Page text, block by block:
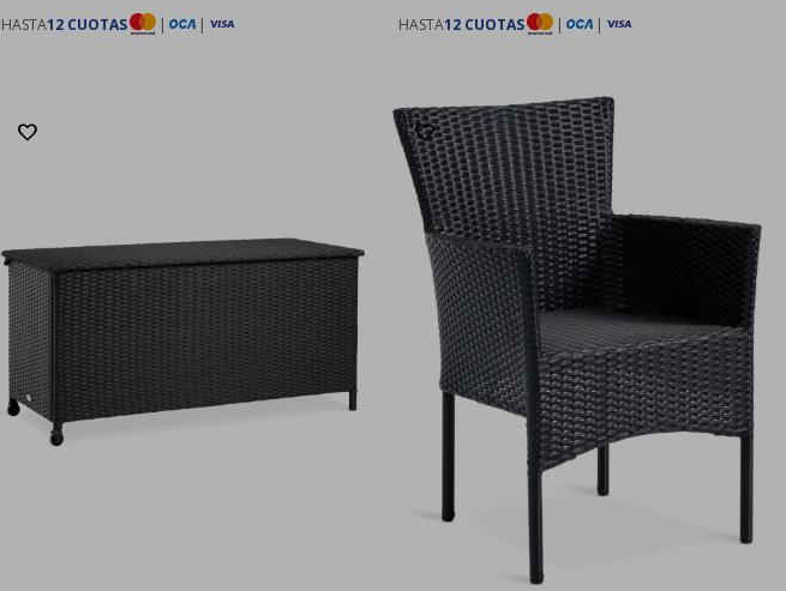
HASTA12 CUOTAS | | HASTA12 CUOTAS | |